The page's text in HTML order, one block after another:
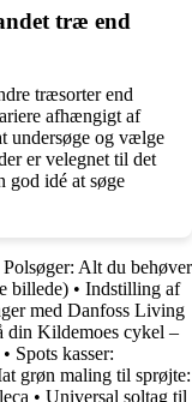
træ end
træsorter end
afhængigt af
undersøge og vælge
er velegnet til det
idé at søge
Alt du behøver
billede) • Indstilling af
med Danfoss Living
din Kildemoes cykel –
• Spots kasser:
grøn maling til sprøjte:
• Universal soltag til